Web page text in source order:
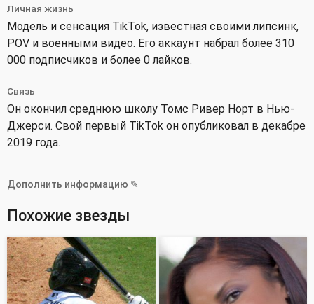
Личная жизнь
Модель и сенсация TikTok, известная своими липсинк,
POV и военными видео. Его аккаунт набрал более 310
000 подписчиков и более 0 лайков.
Связь
Он окончил среднюю школу Томс Ривер Норт в Нью-
Джерси. Свой первый TikTok он опубликовал в декабре
2019 года.
Дополнить информацию ✎
Похожие звезды